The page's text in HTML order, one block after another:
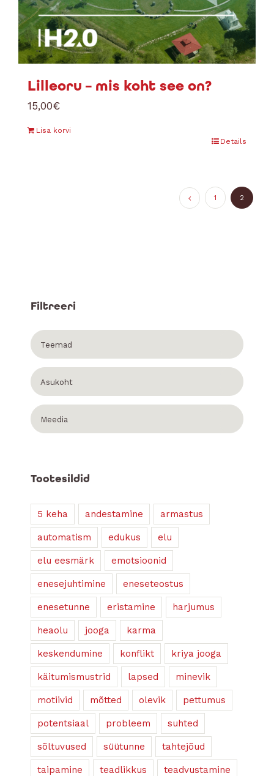
Lilleoru – mis koht see on?
15,00€
Lisa korvi
Details
1 2
Filtreeri
Teemad
Asukoht
Meedia
Tootesildid
5 keha andestamine armastus
automatism edukus elu
elu eesmärk emotsioonid
enesejuhtimine eneseteostus
enesetunne eristamine harjumus
heaolu jooga karma
keskendumine konflikt kriya jooga
käitumismustrid lapsed minevik
motiivid mõtted olevik pettumus
potentsiaal probleem suhted
sõltuvused süütunne tahtejõud
taipamine teadlikkus teadvustamine